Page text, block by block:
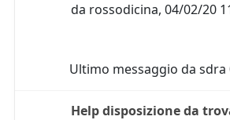
da rossodicina, 04/02/20
Ultimo messaggio da sdra
Help disposizione da